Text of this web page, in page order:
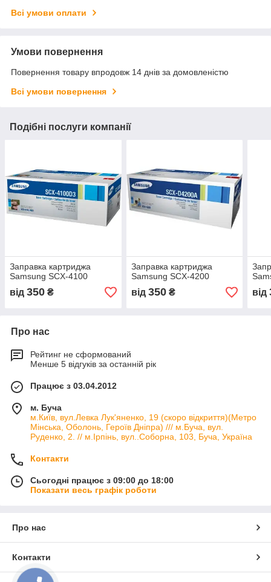
Всі умови оплати
Умови повернення
Повернення товару впродовж 14 днів за домовленістю
Всі умови повернення
Подібні послуги компанії
Заправка картриджа
Samsung SCX-4100
від 350 ₴
Заправка картриджа
Samsung SCX-4200
від 350₴ від
Про нас
Рейтинг не сформований
Менше 5 відгуків за останній рік
Працює з 03.04.2012
м. Буча
м.Київ, вул.Левка Лук'яненко, 19 (скоро відкриття)(Метро
Мінська, Оболонь, Героїв Дніпра) /// м.Буча, вул.
Руденко, 2. // м.Ірпінь, вул..Соборна, 103, Буча, Україна
Контакти
Сьогодні працює з 09:00 до 18:00
Показати весь графік роботи
Про нас
Контакти